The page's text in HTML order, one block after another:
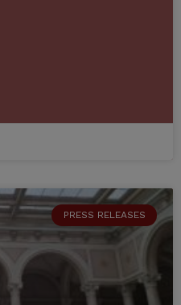
PRESS RELEASES